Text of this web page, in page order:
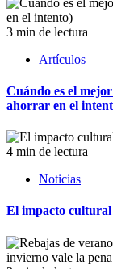
3 min de lectura
Artículos
Cuándo es el
ahorrar en el
4 min de lectura
Noticias
El impacto cultural